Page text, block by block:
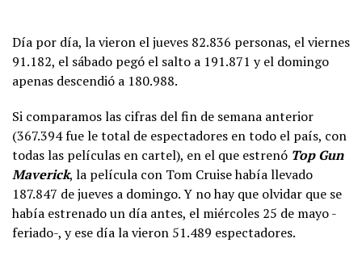
Día por día, la vieron el jueves 82.836 personas, el viernes
91.182, el sábado pegó el salto a 191.871 y el domingo
apenas descendió a 180.988.
Si comparamos las cifras del fin de semana anterior
(367.394 fue le total de espectadores en todo el país, con
todas las películas en cartel), en el que estrenó Top Gun
Maverick, la película con Tom Cruise había llevado
187.847 de jueves a domingo. Y no hay que olvidar que se
había estrenado un día antes, el miércoles 25 de mayo -
feriado-, y ese día la vieron 51.489 espectadores.